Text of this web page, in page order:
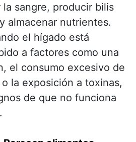
sangre, producir bilis
almacenar nutrientes.
el hígado está
a factores como una
el consumo excesivo de
la exposición a toxinas,
de que no funciona